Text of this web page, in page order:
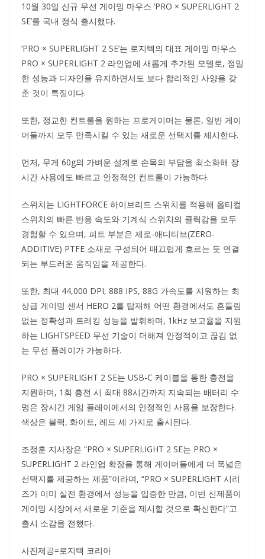
10월 30일 신규 무선 게이밍 마우스 ‘PRO × SUPERLIGHT 2
SE’를 국내 정식 출시했다.
‘PRO × SUPERLIGHT 2 SE’는 로지텍의 대표 게이밍 마우스
PRO × SUPERLIGHT 2 라인업에 새롭게 추가된 모델로, 정밀
한 성능과 디자인을 유지하면서도 보다 합리적인 사양을 갖
춘 것이 특징이다.
또한, 정교한 컨트롤을 원하는 프로게이머는 물론, 일반 게이
머들까지 모두 만족시킬 수 있는 새로운 선택지를 제시한다.
먼저, 무게 60g의 가벼운 설계로 손목의 부담을 최소화해 장
시간 사용에도 빠르고 안정적인 컨트롤이 가능하다.
스위치는 LIGHTFORCE 하이브리드 스위치를 적용해 옵티컬
스위치의 빠른 반응 속도와 기계식 스위치의 클릭감을 모두
경험할 수 있으며, 피트 부분은 제로-애디티브(ZERO-
ADDITIVE) PTFE 소재로 구성되어 매끄럽게 흐르는 듯 연결
되는 부드러운 움직임을 제공한다.
또한, 최대 44,000 DPI, 888 IPS, 88G 가속도를 지원하는 최
상급 게이밍 센서 HERO 2를 탑재해 어떤 환경에서도 흔들림
없는 정확성과 트래킹 성능을 발휘하며, 1kHz 보고율을 지원
하는 LIGHTSPEED 무선 기술이 더해져 안정적이고 끊김 없
는 무선 플레이가 가능하다.
PRO × SUPERLIGHT 2 SE는 USB-C 케이블을 통한 충전을
지원하며, 1회 충전 시 최대 88시간까지 지속되는 배터리 수
명은 장시간 게임 플레이에서의 안정적인 사용을 보장한다.
색상은 블랙, 화이트, 레드 세 가지로 출시된다.
조정훈 지사장은 “PRO × SUPERLIGHT 2 SE는 PRO ×
SUPERLIGHT 2 라인업 확장을 통해 게이머들에게 더 폭넓은
선택지를 제공하는 제품”이라며, “PRO × SUPERLIGHT 시리
즈가 이미 실전 환경에서 성능을 입증한 만큼, 이번 신제품이
게이밍 시장에서 새로운 기준을 제시할 것으로 확신한다”고
출시 소감을 전했다.
사진제공=로지텍 코리아